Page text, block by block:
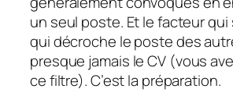
un seul poste. Et le facteur
qui décroche le poste des
presque jamais le CV (vous
ce filtre). C’est la préparation.